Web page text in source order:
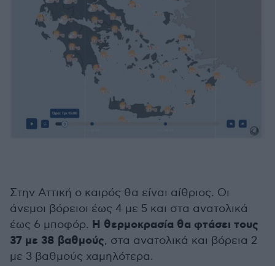
Στην Αττική ο καιρός θα είναι αίθριος. Οι
άνεμοι βόρειοι έως 4 με 5 και στα ανατολικά
έως 6 μποφόρ. Η θερμοκρασία θα φτάσει τους
37 με 38 βαθμούς, στα ανατολικά και βόρεια 2
με 3 βαθμούς χαμηλότερα.